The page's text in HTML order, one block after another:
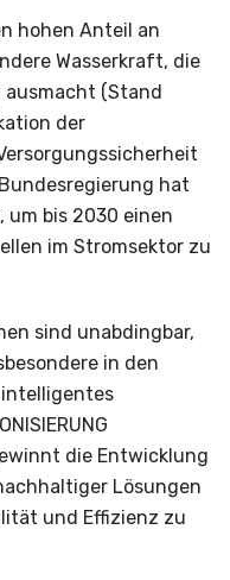
hohen Anteil an
Wasserkraft, die
ausmacht (Stand
der
hat
bis 2030 einen
im Stromsektor zu
sind unabdingbar,
in den
intelligentes
die Entwicklung
Lösungen
und Effizienz zu